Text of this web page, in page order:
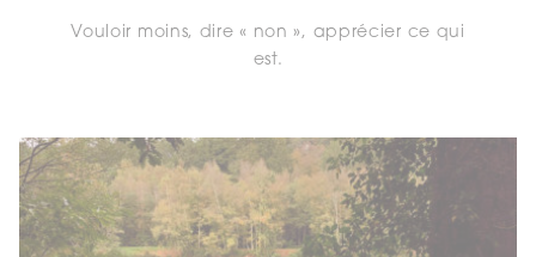
Vouloir moins, dire « non », apprécier ce qui
est.